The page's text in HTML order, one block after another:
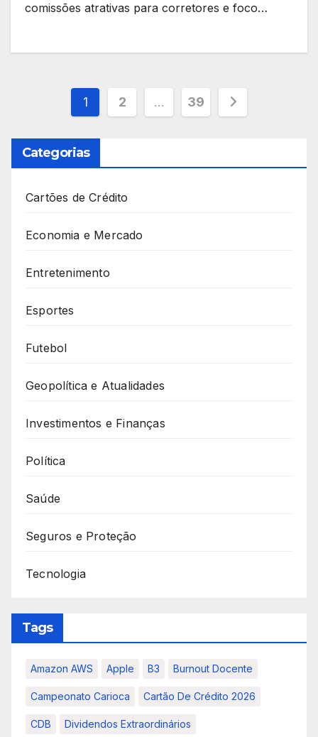
comissões atrativas para corretores e foco…
Paginação
de
posts
1 2 … 39
Categorias
Cartões de Crédito
Economia e Mercado
Entretenimento
Esportes
Futebol
Geopolítica e Atualidades
Investimentos e Finanças
Política
Saúde
Seguros e Proteção
Tecnologia
Tags
Amazon AWS Apple B3 Burnout Docente
Campeonato Carioca Cartão De Crédito 2026
CDB Dividendos Extraordinários